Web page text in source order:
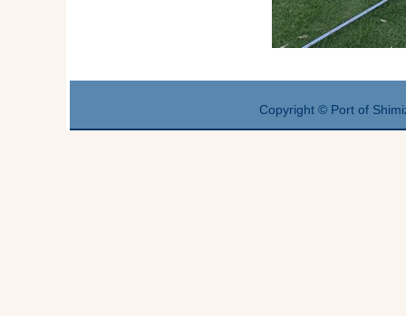
Copyright © Port of